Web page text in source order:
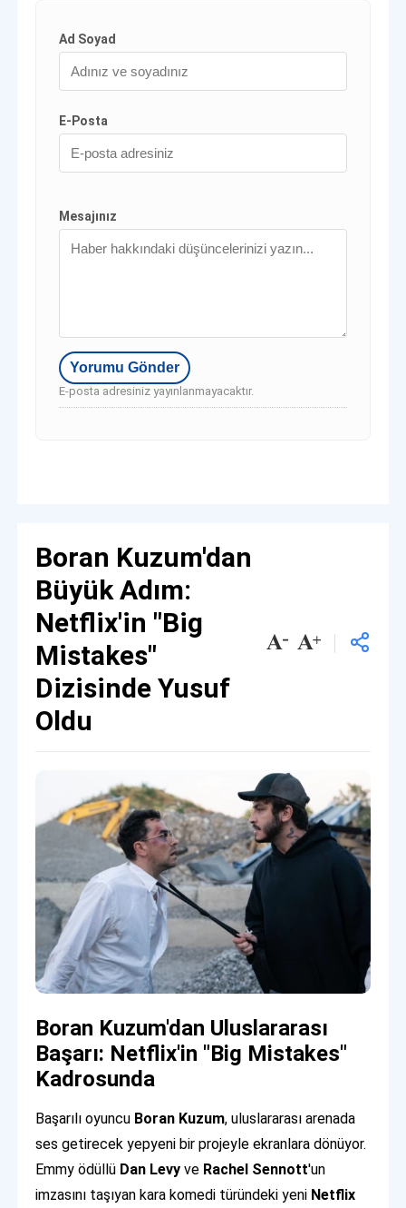
Ad Soyad
E-Posta
Mesajınız
E-posta adresiniz yayınlanmayacaktır.
Boran Kuzum'dan
Büyük Adım:
Netflix'in "Big
Mistakes"
Dizisinde Yusuf
Oldu
Boran Kuzum'dan Uluslararası
Başarı: Netflix'in "Big Mistakes"
Kadrosunda
Başarılı oyuncu Boran Kuzum, uluslararası arenada
ses getirecek yepyeni bir projeyle ekranlara dönüyor.
Emmy ödüllü Dan Levy ve Rachel Sennott'un
imzasını taşıyan kara komedi türündeki yeni Netflix